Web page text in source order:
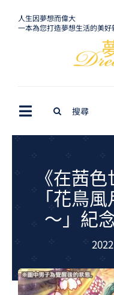
人生因夢想而偉大
一本為您打造夢想生活的美好
Toggle
Navigation
《在茜
「花鳥
～」紀